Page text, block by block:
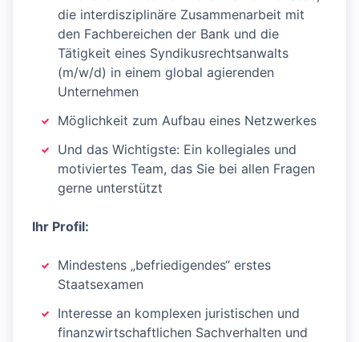
die interdisziplinäre Zusammenarbeit mit
den Fachbereichen der Bank und die
Tätigkeit eines Syndikusrechtsanwalts
(m/w/d) in einem global agierenden
Unternehmen
Möglichkeit zum Aufbau eines Netzwerkes
Und das Wichtigste: Ein kollegiales und
motiviertes Team, das Sie bei allen Fragen
gerne unterstützt
Ihr Profil:
Mindestens „befriedigendes“ erstes
Staatsexamen
Interesse an komplexen juristischen und
finanzwirtschaftlichen Sachverhalten und